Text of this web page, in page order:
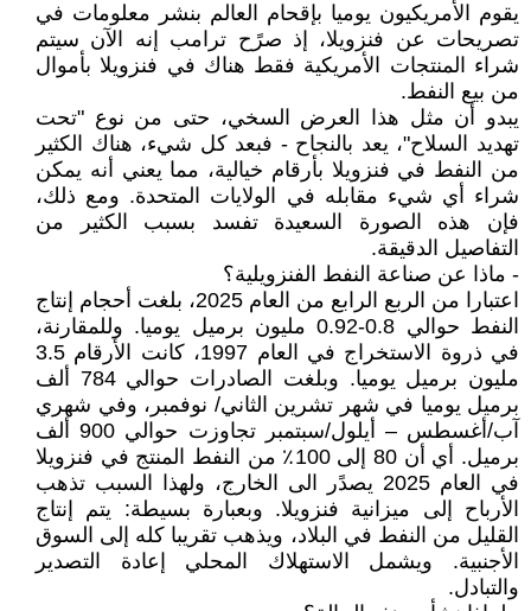
يقوم الأمريكيون يوميا بإقحام العالم بنشر معلومات في
تصريحات عن فنزويلا، إذ صرًح ترامب إنه الآن سيتم
شراء المنتجات الأمريكية فقط هناك في فنزويلا بأموال
من بيع النفط.
يبدو أن مثل هذا العرض السخي، حتى من نوع "تحت
تهديد السلاح"، يعد بالنجاح - فبعد كل شيء، هناك الكثير
من النفط في فنزويلا بأرقام خيالية، مما يعني أنه يمكن
شراء أي شيء مقابله في الولايات المتحدة. ومع ذلك،
فإن هذه الصورة السعيدة تفسد بسبب الكثير من
التفاصيل الدقيقة.
- ماذا عن صناعة النفط الفنزويلية؟
اعتبارا من الربع الرابع من العام 2025، بلغت أحجام إنتاج
النفط حوالي 0.8-0.92 مليون برميل يوميا. وللمقارنة،
في ذروة الاستخراج في العام 1997، كانت الأرقام 3.5
مليون برميل يوميا. ️وبلغت الصادرات حوالي 784 ألف
برميل يوميا في شهر تشرين الثاني/ نوفمبر، وفي شهري
آب/أغسطس – أيلول/سبتمبر تجاوزت حوالي 900 ألف
برميل. أي أن 80 إلى 100٪ من النفط المنتج في فنزويلا
في العام 2025 يصدًر الى الخارج، ولهذا السبب تذهب
الأرباح إلى ميزانية فنزويلا. وبعبارة بسيطة: يتم إنتاج
القليل من النفط في البلاد، ويذهب تقريبا كله إلى السوق
الأجنبية. ويشمل الاستهلاك المحلي إعادة التصدير
والتبادل.